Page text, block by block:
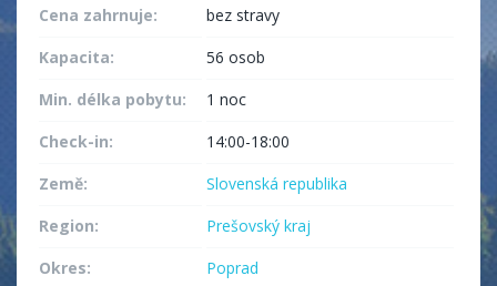
Cena zahrnuje:
bez stravy
Kapacita:
56 osob
Min. délka pobytu:
1 noc
Check-in:
14:00-18:00
Země:
Slovenská republika
Region:
Prešovský kraj
Okres:
Poprad